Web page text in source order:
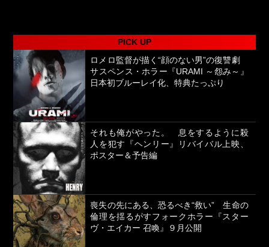
PICK UP
ロメロ監督が描く“顔のない男”の復讐劇
サスペンス・ホラー『URAMI ～怨み～』
日本初ブルーレイ化、特典たっぷり
それも俺がやった。 息をするように殺
人を犯す『ヘンリー』リバイバル上映、
ポスター＆予告編
喪失の先にある、恐るべき“救い” 生命の
倫理を揺るがすフォークホラー『スター
ヴ・エイカー 召喚』９月公開